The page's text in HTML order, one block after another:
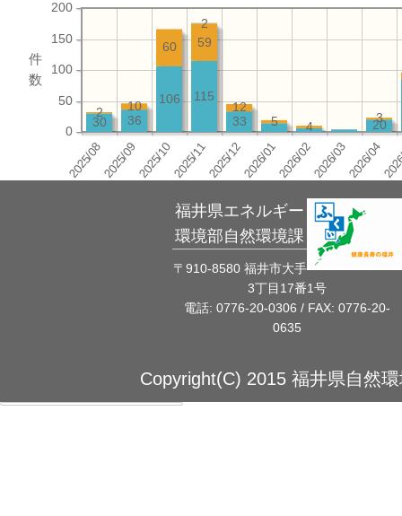
件
数
0
50
100
150
200
20
33
115
106
36
30 3
4
5
12
59
60
10
2
2
福井県エネルギー
環境部自然環境課
〒910-8580 福井市大手
3丁目17番1号
電話: 0776-20-0306 / FAX: 0776-20-
0635
Copyright(C) 2015 福井県自然